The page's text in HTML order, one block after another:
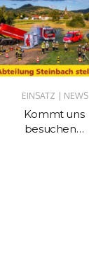
EINSATZ | NEWS
Kommt uns
besuchen…